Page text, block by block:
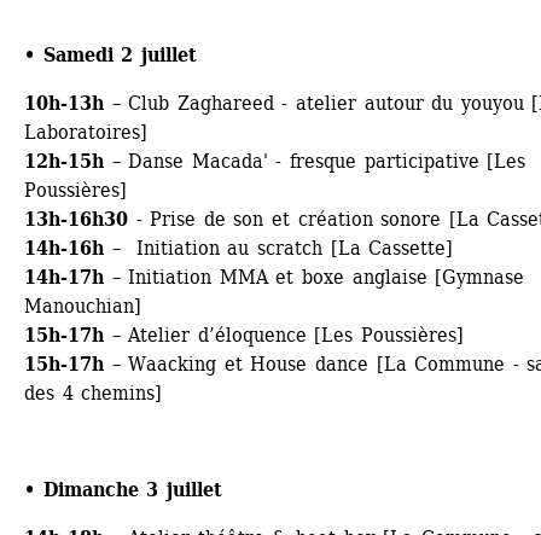
• Samedi 2 juillet
10h-13h – Club Zaghareed - atelier autour du youyou
Laboratoires]
12h-15h– Danse Macada' - fresque participative [Les
Poussières]
13h-16h30 - Prise de son et création sonore [La
14h-16h– Initiation au scratch [La Cassette]
14h-17h– Initiation MMA et boxe anglaise [Gymnase
Manouchian]
15h-17h– Atelier d’éloquence [Les Poussières]
15h-17h– Waacking et House dance [La Commune -
des 4 chemins]
• Dimanche 3 juillet